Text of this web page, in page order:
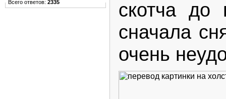
Всего ответов: 2335
скотча до
сначала
очень